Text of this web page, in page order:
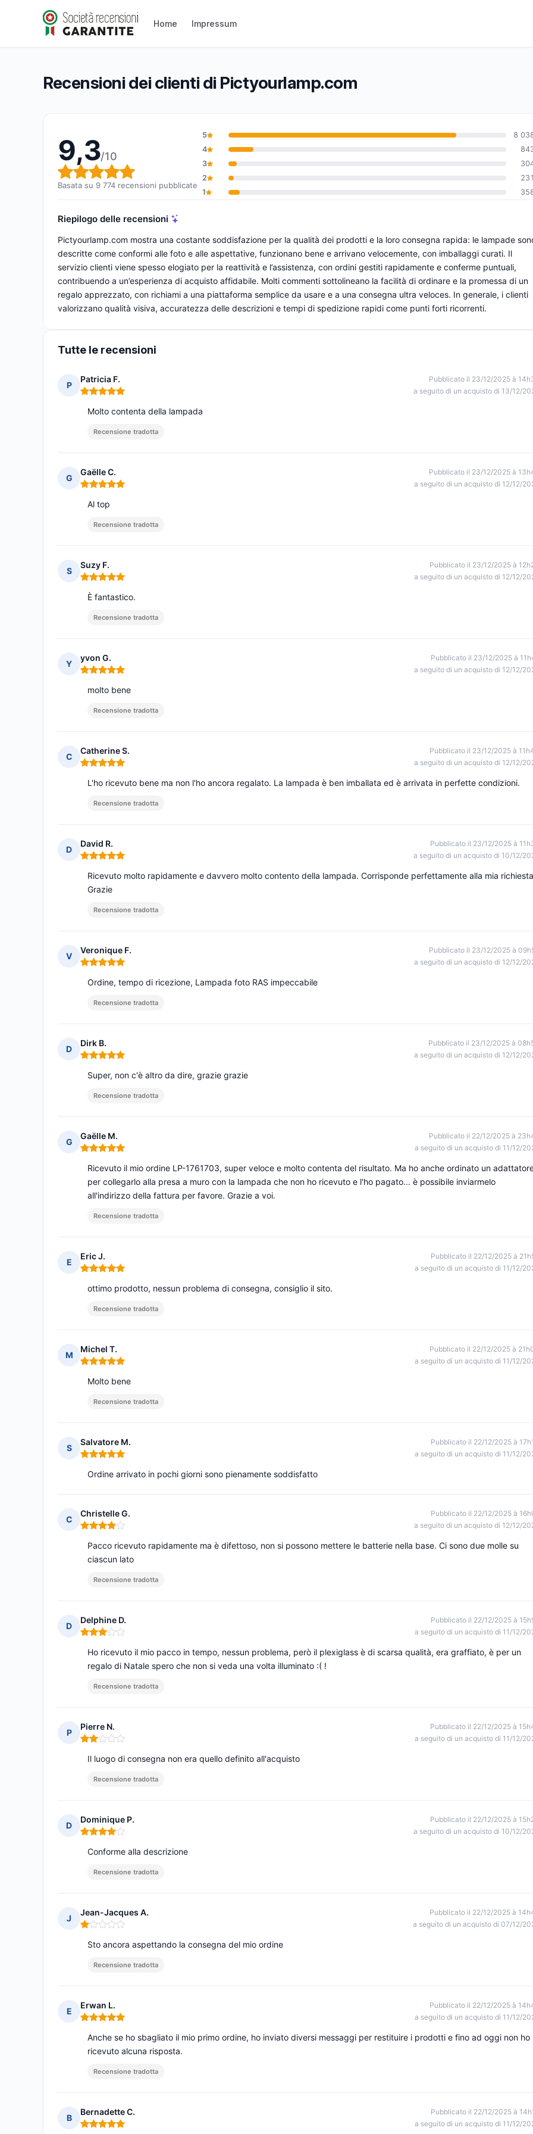
Home Impressum
Pictyourlamp.com
Valutazione globale: 9,3 su 10
9,3/10(9 774 recensioni)
Recensioni dei clienti di Pictyourlamp.com
9,3/10
Valutazione globale: 9,3 su 10
Basata su 9 774 recensioni pubblicate
5
8
4
3
2
231
1
Riepilogo delle recensioni
Pictyourlamp.com mostra una costante soddisfazione per la qualità dei prodotti e la loro consegna rapida: le lampade
descritte come conformi alle foto e alle aspettative, funzionano bene e arrivano velocemente, con imballaggi curati. Il
servizio clienti viene spesso elogiato per la reattività e l’assistenza, con ordini gestiti rapidamente e conferme puntuali,
contribuendo a un’esperienza di acquisto affidabile. Molti commenti sottolineano la facilità di ordinare e la promessa di un
regalo apprezzato, con richiami a una piattaforma semplice da usare e a una consegna ultra veloces. In generale, i clienti
valorizzano qualità visiva, accuratezza delle descrizioni e tempi di spedizione rapidi come punti forti ricorrenti.
Tutte le recensioni
P
Patricia F.
Nota: 5 su 5
Pubblicato il 23/12/2025 à
a seguito di un acquisto di 13/12/
Molto contenta della lampada
Recensione tradotta
G
Gaëlle C.
Nota: 5 su 5
Pubblicato il 23/12/2025 à
a seguito di un acquisto di 12/12/
Al top
Recensione tradotta
S
Suzy F.
Nota: 5 su 5
Pubblicato il 23/12/2025 à
a seguito di un acquisto di 12/12/
È fantastico.
Recensione tradotta
Y
yvon G.
Nota: 5 su 5
Pubblicato il 23/12/2025 à
a seguito di un acquisto di 12/12/
molto bene
Recensione tradotta
C
Catherine S.
Nota: 5 su 5
Pubblicato il 23/12/2025 à
a seguito di un acquisto di 12/12/
L'ho ricevuto bene ma non l'ho ancora regalato. La lampada è ben imballata ed è arrivata in perfette condizioni.
Recensione tradotta
D
David R.
Nota: 5 su 5
Pubblicato il 23/12/2025 à
a seguito di un acquisto di 10/12/
Ricevuto molto rapidamente e davvero molto contento della lampada. Corrisponde perfettamente alla mia
Grazie
Recensione tradotta
V
Veronique F.
Nota: 5 su 5
Pubblicato il 23/12/2025 à
a seguito di un acquisto di 12/12/
Ordine, tempo di ricezione, Lampada foto RAS impeccabile
Recensione tradotta
D
Dirk B.
Nota: 5 su 5
Pubblicato il 23/12/2025 à
a seguito di un acquisto di 12/12/
Super, non c'è altro da dire, grazie grazie
Recensione tradotta
G
Gaëlle M.
Nota: 5 su 5
Pubblicato il 22/12/2025 à
a seguito di un acquisto di 11/12/
Ricevuto il mio ordine LP-1761703, super veloce e molto contenta del risultato. Ma ho anche ordinato un
per collegarlo alla presa a muro con la lampada che non ho ricevuto e l'ho pagato... è possibile inviarmelo
all'indirizzo della fattura per favore. Grazie a voi.
Recensione tradotta
E
Eric J.
Nota: 5 su 5
Pubblicato il 22/12/2025 à
a seguito di un acquisto di 11/12/
ottimo prodotto, nessun problema di consegna, consiglio il sito.
Recensione tradotta
M
Michel T.
Nota: 5 su 5
Pubblicato il 22/12/2025 à
a seguito di un acquisto di 11/12/
Molto bene
Recensione tradotta
S
Salvatore M.
Nota: 5 su 5
Pubblicato il 22/12/2025 à
a seguito di un acquisto di 11/12/
Ordine arrivato in pochi giorni sono pienamente soddisfatto
C
Christelle G.
Nota: 4 su 5
Pubblicato il 22/12/2025 à
a seguito di un acquisto di 12/12/
Pacco ricevuto rapidamente ma è difettoso, non si possono mettere le batterie nella base. Ci sono due molle su
ciascun lato
Recensione tradotta
D
Delphine D.
Nota: 3 su 5
Pubblicato il 22/12/2025 à
a seguito di un acquisto di 11/12/
Ho ricevuto il mio pacco in tempo, nessun problema, però il plexiglass è di scarsa qualità, era graffiato, è per un
regalo di Natale spero che non si veda una volta illuminato :( !
Recensione tradotta
P
Pierre N.
Nota: 2 su 5
Pubblicato il 22/12/2025 à
a seguito di un acquisto di 11/12/
Il luogo di consegna non era quello definito all'acquisto
Recensione tradotta
D
Dominique P.
Nota: 4 su 5
Pubblicato il 22/12/2025 à
a seguito di un acquisto di 10/12/
Conforme alla descrizione
Recensione tradotta
J
Jean-Jacques A.
Nota: 1 su 5
Pubblicato il 22/12/2025 à
a seguito di un acquisto di 07/12/
Sto ancora aspettando la consegna del mio ordine
Recensione tradotta
E
Erwan L.
Nota: 5 su 5
Pubblicato il 22/12/2025 à
a seguito di un acquisto di 11/12/
Anche se ho sbagliato il mio primo ordine, ho inviato diversi messaggi per restituire i prodotti e fino ad oggi non ho
ricevuto alcuna risposta.
Recensione tradotta
B
Bernadette C.
Nota: 5 su 5
Pubblicato il 22/12/2025 à
a seguito di un acquisto di 11/12/